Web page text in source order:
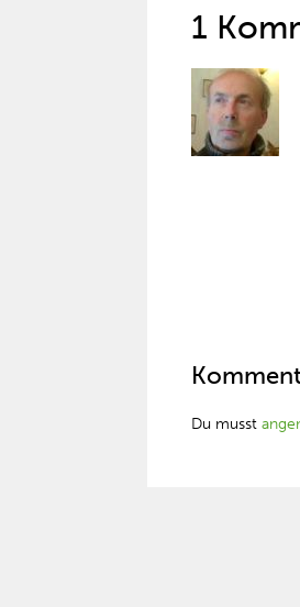
1
Du musst